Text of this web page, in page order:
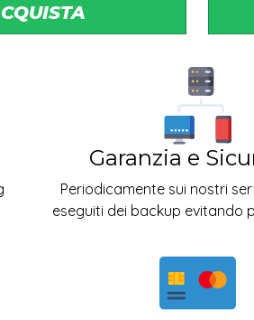
Garanzia e
Periodicamente sui nostri
eseguiti dei backup evitando